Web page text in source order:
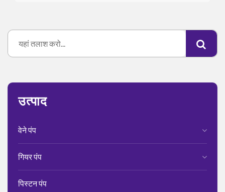
उत्पाद
वेने पंप
गियर पंप
पिस्टन पंप